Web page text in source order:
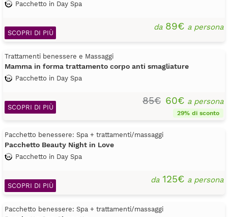
Pacchetto in Day Spa
da89€ a persona
SCOPRI DI PIÙ
Trattamenti benessere e Massaggi
Mamma in forma trattamento corpo anti smagliature
Pacchetto in Day Spa
85€ 60€ a persona
29% di sconto
SCOPRI DI PIÙ
Pacchetto benessere: Spa + trattamenti/massaggi
Pacchetto Beauty Night in Love
Pacchetto in Day Spa
da125€ a persona
SCOPRI DI PIÙ
Pacchetto benessere: Spa + trattamenti/massaggi